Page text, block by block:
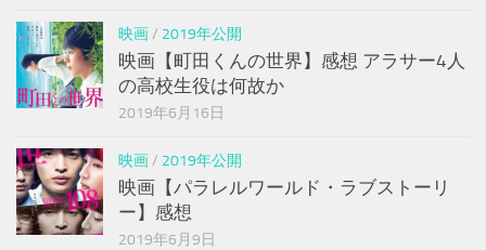
映画/ 2019年公開
映画【町田くんの世界】感想 アラサー4人
の高校生役は何故か
2019年6月16日
映画/ 2019年公開
映画【パラレルワールド・ラブストーリ
ー】感想
2019年6月9日